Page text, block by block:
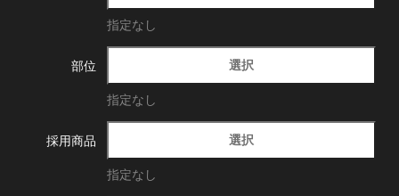
指定なし
部位 選択
指定なし
採用商品 選択
指定なし